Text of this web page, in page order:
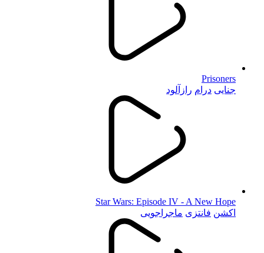
Prisoners
جنایی درام رازآلود
Star Wars: Episode IV - A New Hope
اکشن فانتزی ماجراجویی